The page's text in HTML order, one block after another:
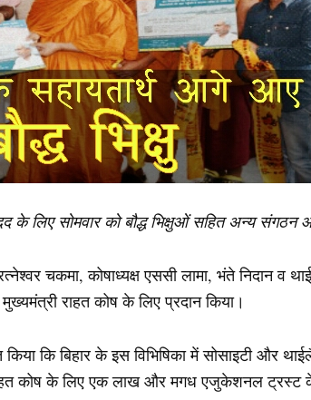
के लिए सोमवार को बौद्ध भिक्षुओं सहित अन्य
चकमा, कोषाध्यक्ष एससी लामा, भंते निदान व
राहत कोष के लिए प्रदान किया।
किया कि बिहार के इस विभिषिका में सोसाइटी और
राहत कोष के लिए एक लाख और मगध एजुकेशनल